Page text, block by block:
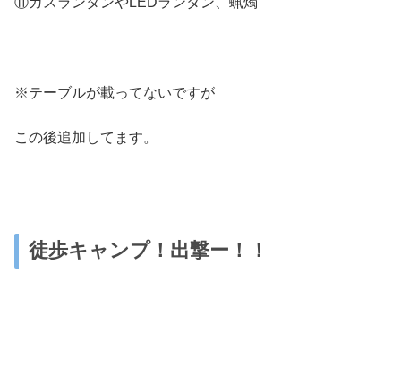
※テーブルが載ってないですが
この後追加してます。
徒歩キャンプ！出撃ー！！